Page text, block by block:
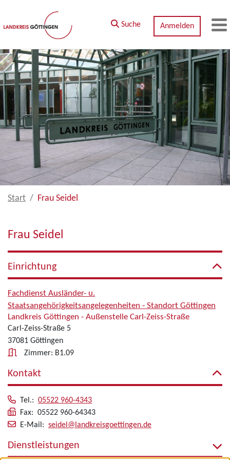
Zum Hauptinhalt springen
Suche
Anmelden
Start Frau Seidel
Frau Seidel
Einrichtung
Fachdienst Ausländer- u.
Staatsangehörigkeitsangelegenheiten - Standort Göttingen
Landkreis Göttingen - Außenstelle Carl-Zeiss-Straße
Carl-Zeiss-Straße 5
37081 Göttingen
Zimmer: B1.09
Kontakt
Tel.: 05522 960-4343
Fax: 05522 960-64343
E-Mail: seidel@landkreisgoettingen.de
Dienstleistungen